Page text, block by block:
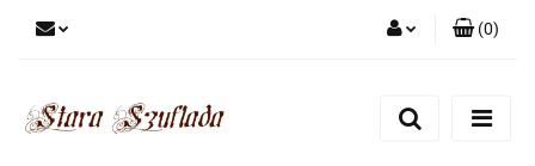
Zarejestruj się
(0)